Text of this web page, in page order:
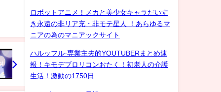
ロボットアニメ！メカと美少女キャラだいす
き永遠の非リア充・非モテ星人 ！あらゆるマ
ニアの為のマニアックサイト
ハルッフル-専業主夫的YOUTUBERまとめ速
報！キモデブロリコンおたく！初老人の介護
生活！激動の1750日